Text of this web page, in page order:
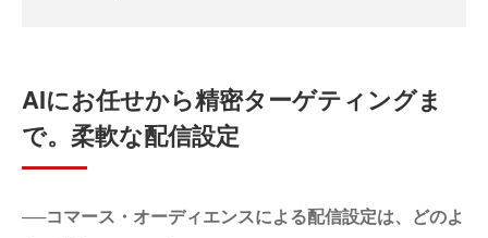
AIにお任せから精密ターゲティングま
で。柔軟な配信設定
──コマース・オーディエンスによる配信設定は、どのよ